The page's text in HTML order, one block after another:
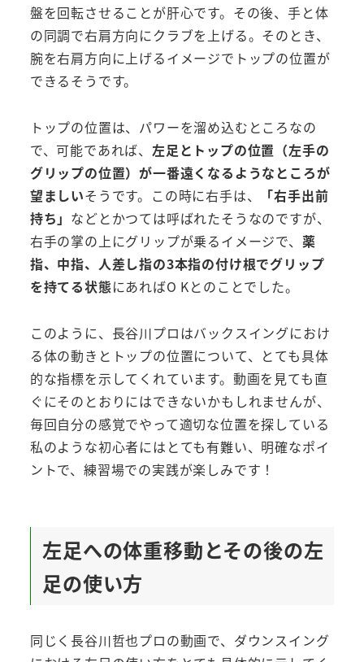
盤を回転させることが肝心です。その後、手と体
の同調で右肩方向にクラブを上げる。そのとき、
腕を右肩方向に上げるイメージでトップの位置が
できるそうです。
トップの位置は、パワーを溜め込むところなの
で、可能であれば、 左足とトップの位置（左手の
グリップの位置）が一番遠くなるようなところが
望ましいそうです。この時に右手は、
「右手出前
持ち」 などとかつては呼ばれたそうなのですが、
右手の掌の上にグリップが乗るイメージで、 薬
指、中指、人差し指の3本指の付け根でグリップ
を持てる状態にあればO Kとのことでした。
このように、長谷川プロはバックスイングにおけ
る体の動きとトップの位置について、とても具体
的な指標を示してくれています。動画を見ても直
ぐにそのとおりにはできないかもしれませんが、
毎回自分の感覚でやって適切な位置を探している
私のような初心者にはとても有難い、明確なポイ
ントで、練習場での実践が楽しみです！
左足への体重移動とその後の左
足の使い方
同じく長谷川哲也プロの動画で、ダウンスイング